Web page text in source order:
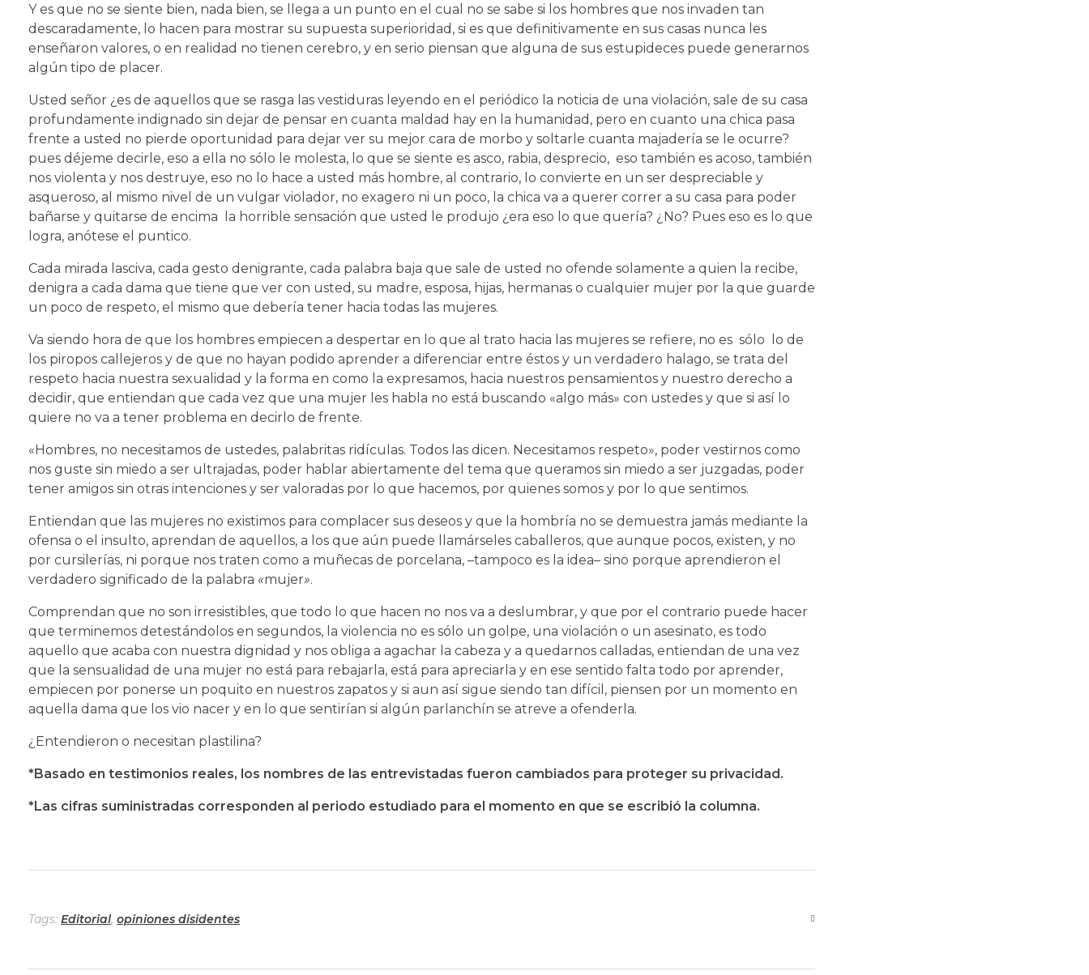
Y es que no se siente bien, nada bien, se llega a un punto en el cual no se sabe si los hombres que nos invaden tan
descaradamente, lo hacen para mostrar su supuesta superioridad, si es que definitivamente en sus casas nunca les
enseñaron valores, o en realidad no tienen cerebro, y en serio piensan que alguna de sus estupideces puede generarnos
algún tipo de placer.
Usted señor ¿es de aquellos que se rasga las vestiduras leyendo en el periódico la noticia de una violación, sale de su casa
profundamente indignado sin dejar de pensar en cuanta maldad hay en la humanidad, pero en cuanto una chica pasa
frente a usted no pierde oportunidad para dejar ver su mejor cara de morbo y soltarle cuanta majadería se le ocurre?
pues déjeme decirle, eso a ella no sólo le molesta, lo que se siente es asco, rabia, desprecio, eso también es acoso, también
nos violenta y nos destruye, eso no lo hace a usted más hombre, al contrario, lo convierte en un ser despreciable y
asqueroso, al mismo nivel de un vulgar violador, no exagero ni un poco, la chica va a querer correr a su casa para poder
bañarse y quitarse de encima la horrible sensación que usted le produjo ¿era eso lo que quería? ¿No? Pues eso es lo que
logra, anótese el puntico.
Cada mirada lasciva, cada gesto denigrante, cada palabra baja que sale de usted no ofende solamente a quien la recibe,
denigra a cada dama que tiene que ver con usted, su madre, esposa, hijas, hermanas o cualquier mujer por la que guarde
un poco de respeto, el mismo que debería tener hacia todas las mujeres.
Va siendo hora de que los hombres empiecen a despertar en lo que al trato hacia las mujeres se refiere, no es sólo lo de
los piropos callejeros y de que no hayan podido aprender a diferenciar entre éstos y un verdadero halago, se trata del
respeto hacia nuestra sexualidad y la forma en como la expresamos, hacia nuestros pensamientos y nuestro derecho a
decidir, que entiendan que cada vez que una mujer les habla no está buscando «algo más» con ustedes y que si así lo
quiere no va a tener problema en decirlo de frente.
«Hombres, no necesitamos de ustedes, palabritas ridículas. Todos las dicen. Necesitamos respeto», poder vestirnos como
nos guste sin miedo a ser ultrajadas, poder hablar abiertamente del tema que queramos sin miedo a ser juzgadas, poder
tener amigos sin otras intenciones y ser valoradas por lo que hacemos, por quienes somos y por lo que sentimos.
Entiendan que las mujeres no existimos para complacer sus deseos y que la hombría no se demuestra jamás mediante la
ofensa o el insulto, aprendan de aquellos, a los que aún puede llamárseles caballeros, que aunque pocos, existen, y no
por cursilerías, ni porque nos traten como a muñecas de porcelana, –tampoco es la idea– sino porque aprendieron el
verdadero significado de la palabra «mujer».
Comprendan que no son irresistibles, que todo lo que hacen no nos va a deslumbrar, y que por el contrario puede hacer
que terminemos detestándolos en segundos, la violencia no es sólo un golpe, una violación o un asesinato, es todo
aquello que acaba con nuestra dignidad y nos obliga a agachar la cabeza y a quedarnos calladas, entiendan de una vez
que la sensualidad de una mujer no está para rebajarla, está para apreciarla y en ese sentido falta todo por aprender,
empiecen por ponerse un poquito en nuestros zapatos y si aun así sigue siendo tan difícil, piensen por un momento en
aquella dama que los vio nacer y en lo que sentirían si algún parlanchín se atreve a ofenderla.
¿Entendieron o necesitan plastilina?
*Basado en testimonios reales, los nombres de las entrevistadas fueron cambiados para proteger su privacidad.
*Las cifras suministradas corresponden al periodo estudiado para el momento en que se escribió la columna.
Tags: Editorial, opiniones disidentes